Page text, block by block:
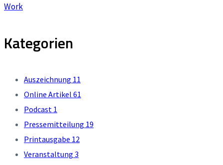
Work
Kategorien
Auszeichnung 11
Online Artikel 61
Podcast 1
Pressemitteilung 19
Printausgabe 12
Veranstaltung 3